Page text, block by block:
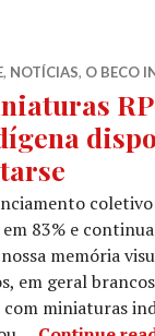
, NOTÍCIAS, O BECO
em 83% e
memória
em geral
miniaturas